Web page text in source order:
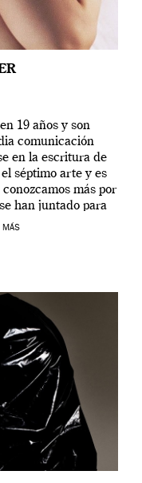
19 años y son
comunicación
en la escritura de
séptimo arte y es
más por
han juntado para
MÁS